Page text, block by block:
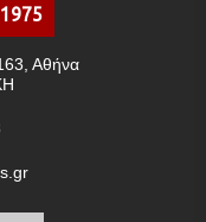
Αθήνα